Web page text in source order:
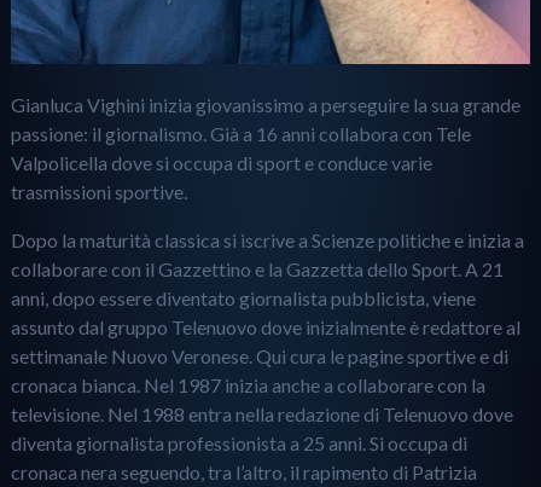
Gianluca Vighini inizia giovanissimo a perseguire la sua grande
passione: il giornalismo. Già a 16 anni collabora con Tele
Valpolicella dove si occupa di sport e conduce varie
trasmissioni sportive.
Dopo la maturità classica si iscrive a Scienze politiche e inizia a
collaborare con il Gazzettino e la Gazzetta dello Sport. A 21
anni, dopo essere diventato giornalista pubblicista, viene
assunto dal gruppo Telenuovo dove inizialmente è redattore al
settimanale Nuovo Veronese. Qui cura le pagine sportive e di
cronaca bianca. Nel 1987 inizia anche a collaborare con la
televisione. Nel 1988 entra nella redazione di Telenuovo dove
diventa giornalista professionista a 25 anni. Si occupa di
cronaca nera seguendo, tra l’altro, il rapimento di Patrizia